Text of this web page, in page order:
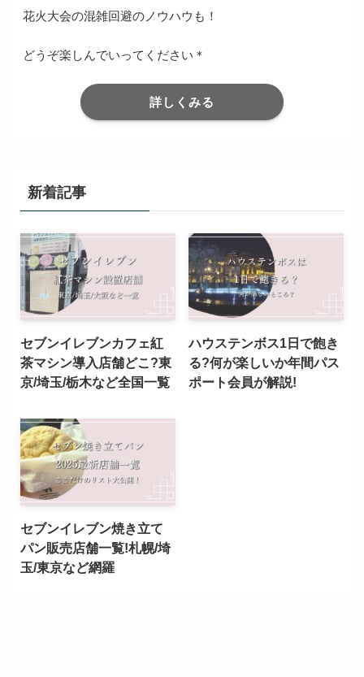
花火大会の混雑回避のノウハウも！
どうぞ楽しんでいってください＊
詳しくみる
新着記事
セブンイレブンカフェ紅
茶マシン導入店舗どこ?東
京/埼玉/栃木など全国一覧
ハウステンボス1日で飽き
る?何が楽しいか年間パス
ポート会員が解説!
セブンイレブン焼き立て
パン販売店舗一覧!札幌/埼
玉/東京など網羅